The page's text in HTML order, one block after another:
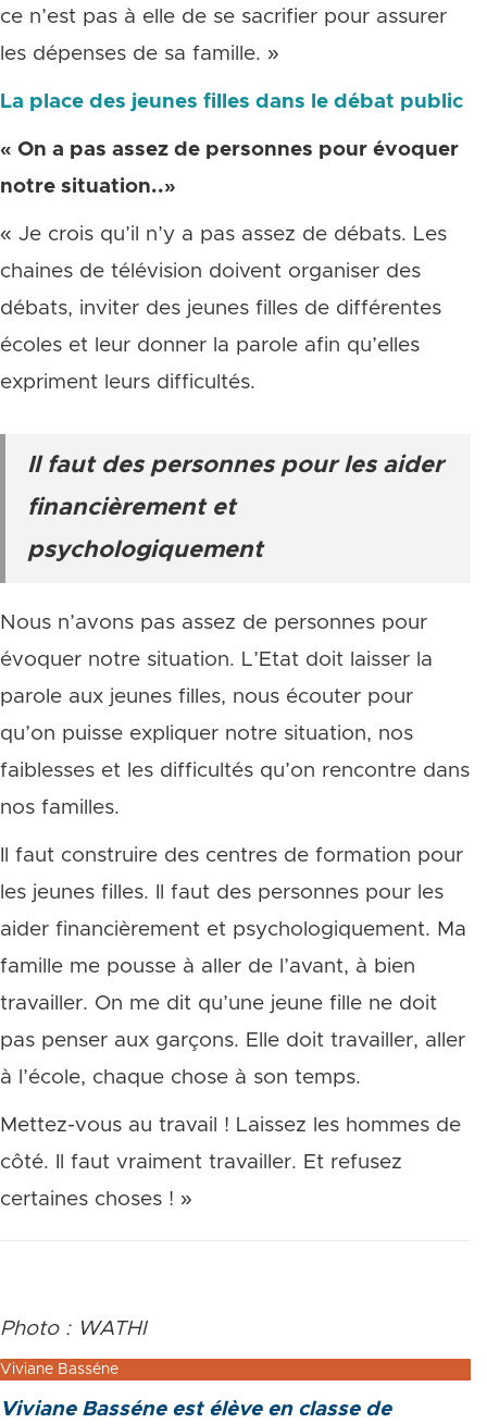
ce n’est pas à elle de se sacrifier pour assurer
les dépenses de sa famille. »
La place des jeunes filles dans le débat public
« On a pas assez de personnes pour évoquer
notre situation..»
« Je crois qu’il n’y a pas assez de débats. Les
chaines de télévision doivent organiser des
débats, inviter des jeunes filles de différentes
écoles et leur donner la parole afin qu’elles
expriment leurs difficultés.
Il faut des personnes pour les aider
financièrement et
psychologiquement
Nous n’avons pas assez de personnes pour
évoquer notre situation. L’Etat doit laisser la
parole aux jeunes filles, nous écouter pour
qu’on puisse expliquer notre situation, nos
faiblesses et les difficultés qu’on rencontre dans
nos familles.
Il faut construire des centres de formation pour
les jeunes filles. Il faut des personnes pour les
aider financièrement et psychologiquement. Ma
famille me pousse à aller de l’avant, à bien
travailler. On me dit qu’une jeune fille ne doit
pas penser aux garçons. Elle doit travailler, aller
à l’école, chaque chose à son temps.
Mettez-vous au travail ! Laissez les hommes de
côté. Il faut vraiment travailler. Et refusez
certaines choses ! »
Photo : WATHI
Viviane Basséne
Viviane Basséne est élève en classe de